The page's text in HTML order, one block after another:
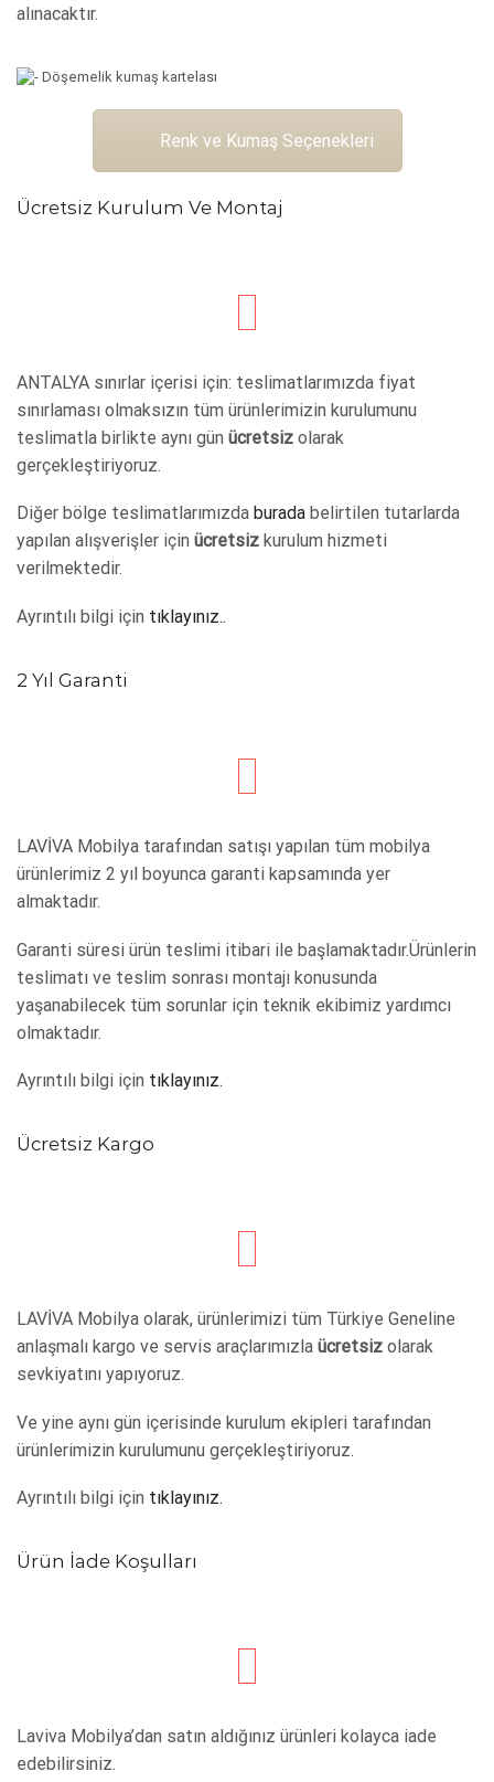
alınacaktır.
Renk ve Kumaş Seçenekleri
Ücretsiz Kurulum Ve Montaj
ANTALYA sınırlar içerisi için: teslimatlarımızda fiyat
sınırlaması olmaksızın tüm ürünlerimizin kurulumunu
teslimatla birlikte aynı gün ücretsiz olarak
gerçekleştiriyoruz.
Diğer bölge teslimatlarımızda burada belirtilen tutarlarda
yapılan alışverişler için ücretsiz kurulum hizmeti
verilmektedir.
Ayrıntılı bilgi için tıklayınız..
2 Yıl Garanti
LAVİVA Mobilya tarafından satışı yapılan tüm mobilya
ürünlerimiz 2 yıl boyunca garanti kapsamında yer
almaktadır.
Garanti süresi ürün teslimi itibari ile başlamaktadır.Ürünlerin
teslimatı ve teslim sonrası montajı konusunda
yaşanabilecek tüm sorunlar için teknik ekibimiz yardımcı
olmaktadır.
Ayrıntılı bilgi için tıklayınız.
Ücretsiz Kargo
LAVİVA Mobilya olarak, ürünlerimizi tüm Türkiye Geneline
anlaşmalı kargo ve servis araçlarımızla ücretsiz olarak
sevkiyatını yapıyoruz.
Ve yine aynı gün içerisinde kurulum ekipleri tarafından
ürünlerimizin kurulumunu gerçekleştiriyoruz.
Ayrıntılı bilgi için tıklayınız.
Ürün İade Koşulları
Laviva Mobilya’dan satın aldığınız ürünleri kolayca iade
edebilirsiniz.